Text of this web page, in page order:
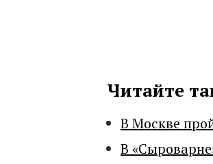
Читайте
В Москве
В